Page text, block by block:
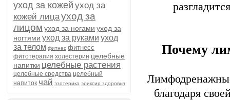
уход за кожей уход за
кожей лицауход за
лицом уход за ногами уход за
ногтями уход за руками уход
за телом фитнес фитнесс
фитотерапия холестерин целебные
напитки целебные растения
целебные средства целебный
напиток чай эзотерика эликсир здоровья
Почему
благодаря